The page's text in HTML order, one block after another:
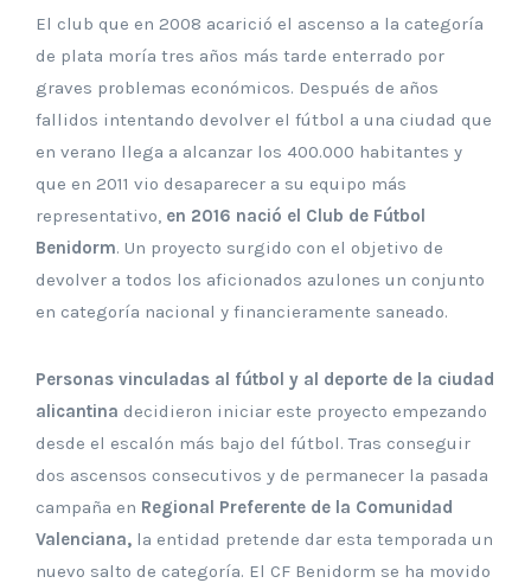
El club que en 2008 acarició el ascenso a la categoría
de plata moría tres años más tarde enterrado por
graves problemas económicos. Después de años
fallidos intentando devolver el fútbol a una ciudad que
en verano llega a alcanzar los 400.000 habitantes y
que en 2011 vio desaparecer a su equipo más
representativo, en 2016 nació el Club de Fútbol
Benidorm. Un proyecto surgido con el objetivo de
devolver a todos los aficionados azulones un conjunto
en categoría nacional y financieramente saneado.
Personas vinculadas al fútbol y al deporte de la ciudad
alicantina decidieron iniciar este proyecto empezando
desde el escalón más bajo del fútbol. Tras conseguir
dos ascensos consecutivos y de permanecer la pasada
campaña en Regional Preferente de la Comunidad
Valenciana, la entidad pretende dar esta temporada un
nuevo salto de categoría. El CF Benidorm se ha movido